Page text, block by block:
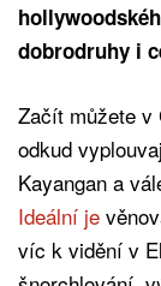
dobrodruhy i
Začít můžete v
odkud
Kayangan a
Ideální je
víc k vidění v